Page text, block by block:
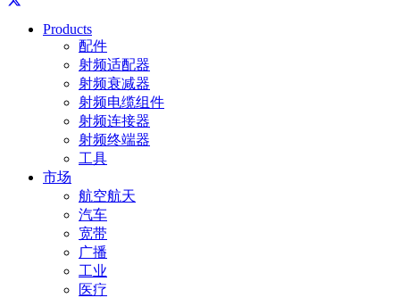
Products
配件
射频适配器
射频衰减器
射频电缆组件
射频连接器
射频终端器
工具
市场
航空航天
汽车
宽带
广播
工业
医疗